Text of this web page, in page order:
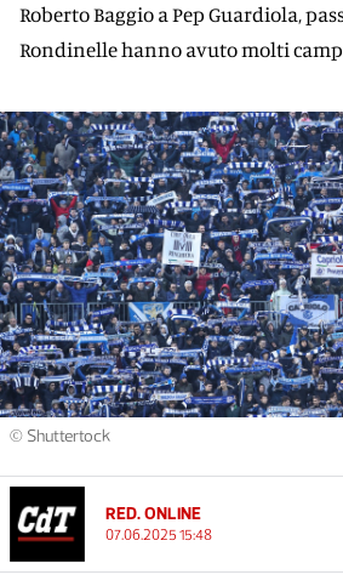
Roberto Baggio a Pep Guardiola,
Rondinelle hanno avuto molti
© Shuttertock
RED. ONLINE
07.06.2025 15:48